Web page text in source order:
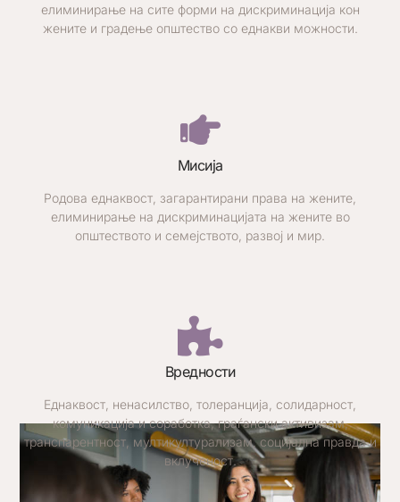
елиминирање на сите форми на дискриминација кон
жените и градење општество со еднакви можности.
Мисија
Родова еднаквост, загарантирани права на жените,
елиминирање на дискриминацијата на жените во
општеството и семејството, развој и мир.
Вредности
Еднаквост, ненасилство, толеранција, солидарност,
комуникација и соработка, граѓански активизам,
транспарентност, мултикултурализам, социјална правда и
вклученост.